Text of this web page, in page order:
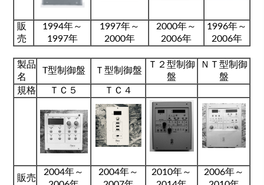
販
売
1994年～
1997年
1997年～
2000年
2000年～
2006年
1996年～
2006年
製品
名
T型制御盤 Ｔ型制御盤
Ｔ２型制御
盤
ＮＴ型制御
盤
規格
ＴＣ５ ＴＣ４
販売
2004年～
2004年～
2010年～
2006年～